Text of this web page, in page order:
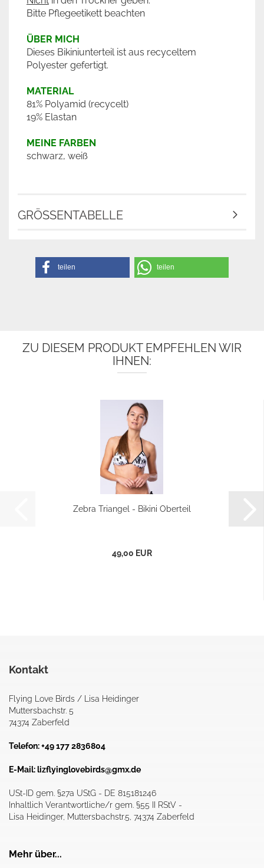
Bitte Pflegeetikett beachten
ÜBER MICH
Dieses Bikiniunterteil ist aus recyceltem
Polyester gefertigt.
MATERIAL
81% Polyamid (recycelt)
19% Elastan
MEINE FARBEN
schwarz, weiß
GRÖSSENTABELLE
teilen teilen
ZU DIESEM PRODUKT EMPFEHLEN WIR
IHNEN:
Zebra Triangel - Bikini Oberteil
49,00 EUR
Kontakt
Flying Love Birds / Lisa Heidinger
Muttersbachstr. 5
74374 Zaberfeld
Telefon: +49 177 2836804
E-Mail: lizflyinglovebirds@gmx.de
USt-ID gem. §27a UStG - DE 815181246
Inhaltlich Verantwortliche/r gem. §55 II RStV -
Lisa Heidinger, Muttersbachstr.5, 74374 Zaberfeld
Mehr über...